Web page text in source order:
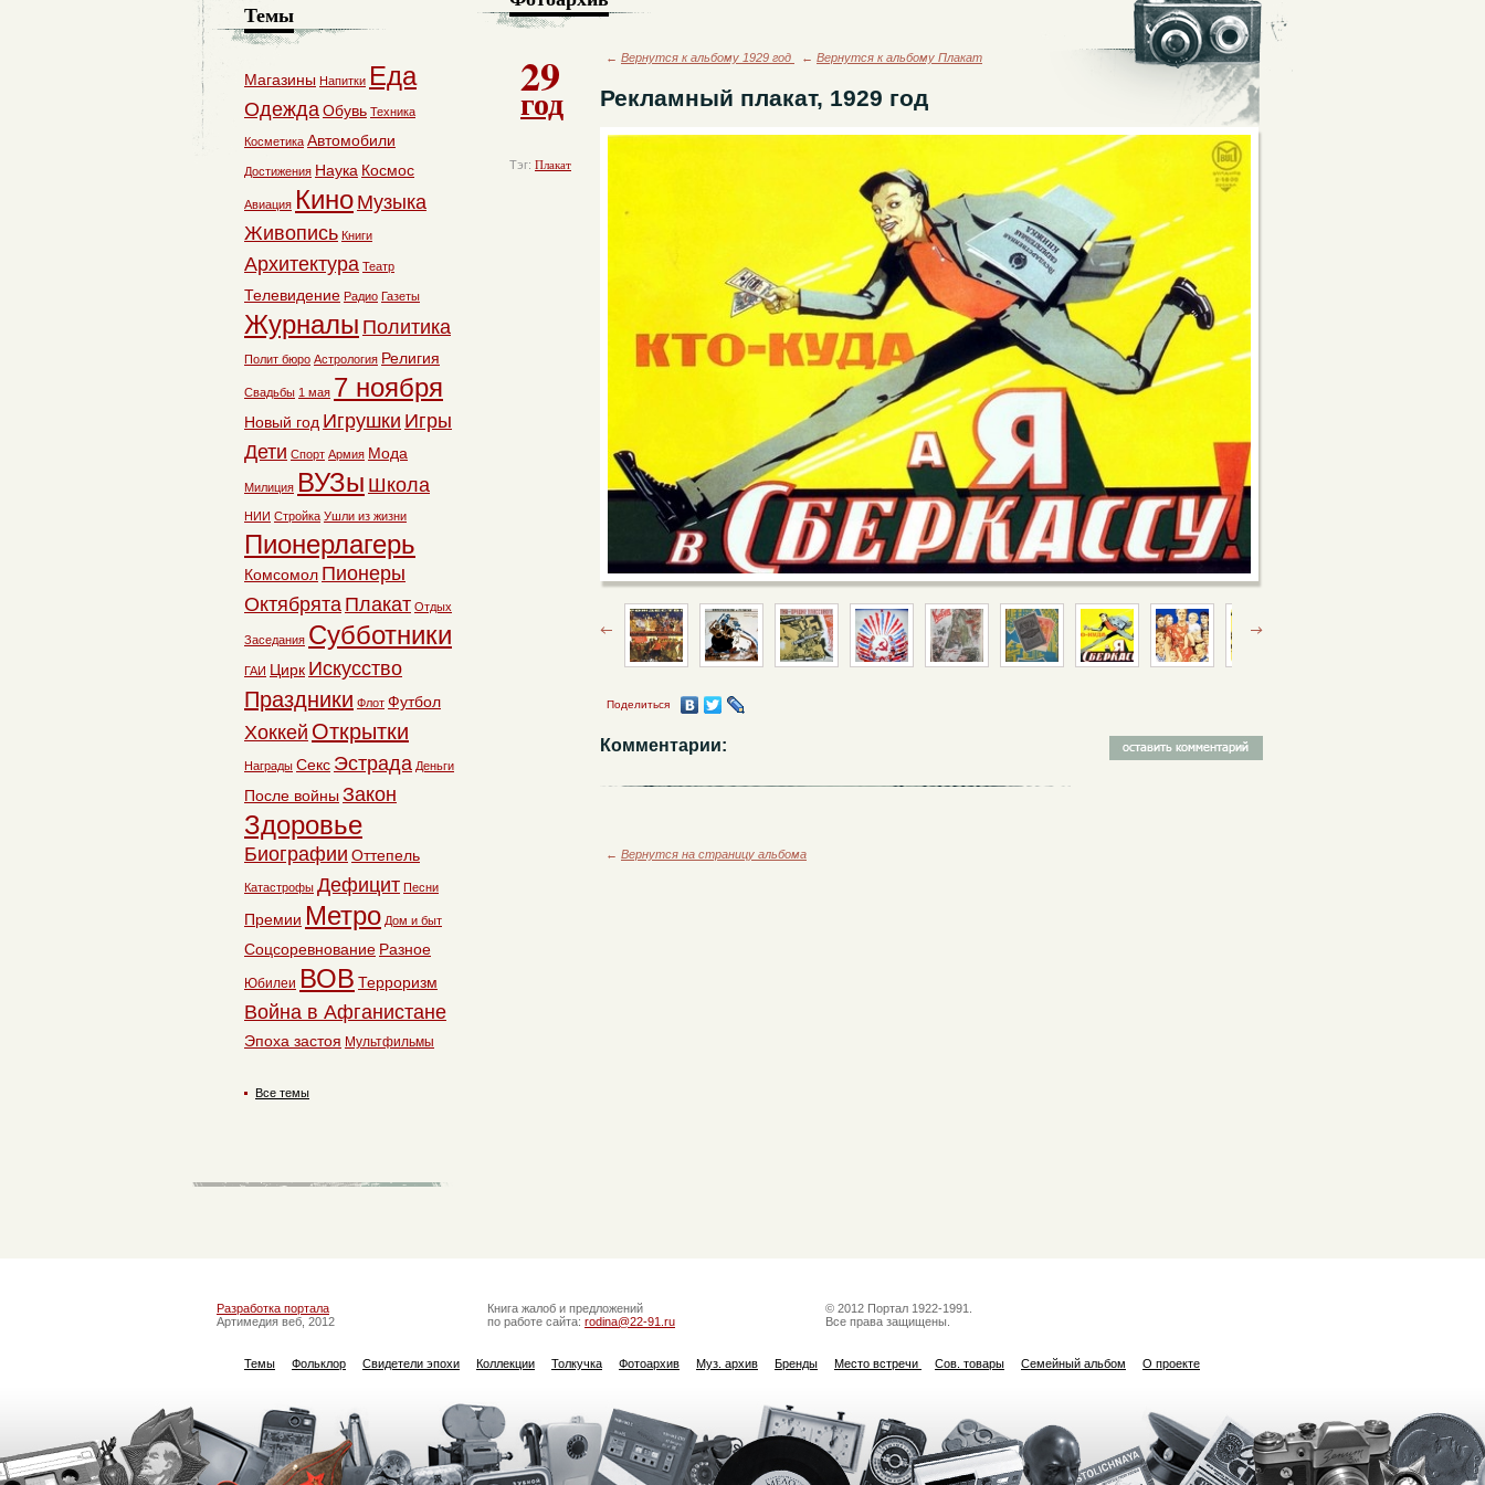
29
год
Тэг: Плакат
← Вернутся к альбому 1929 год ← Вернутся к альбому Плакат
Рекламный плакат, 1929 год
Поделиться
Комментарии:
← Вернутся на страницу альбома
Темы
Магазины Напитки Еда
ОдеждаОбувь Техника
Косметика Автомобили
Достижения Наука Космос
Авиация Кино Музыка
Живопись Книги
Архитектура Театр
Телевидение Радио Газеты
Журналы Политика
Полит бюро Астрология Религия
Свадьбы 1 мая 7 ноября
Новый год Игрушки Игры
Дети Спорт Армия Мода
Милиция ВУЗы Школа
НИИ Стройка Ушли из жизни
Пионерлагерь
Комсомол Пионеры
Октябрята Плакат Отдых
Заседания Субботники
ГАИ Цирк Искусство
Праздники Флот Футбол
Хоккей Открытки
Награды Секс Эстрада Деньги
После войны Закон
Здоровье
Биографии Оттепель
Катастрофы Дефицит Песни
Премии Метро Дом и быт
Соцсоревнование Разное
Юбилеи ВОВ Терроризм
Война в Афганистане
Эпоха застоя Мультфильмы
Все темы
Разработка портала
Артимедия веб, 2012
Книга жалоб и предложений
по работе сайта: rodina@22-91.ru
© 2012 Портал 1922-1991.
Все права защищены.
Темы Фольклор Свидетели эпохи Коллекции Толкучка Фотоархив Муз. архив Бренды Место встречи Сов. товары Семейный альбом О проекте